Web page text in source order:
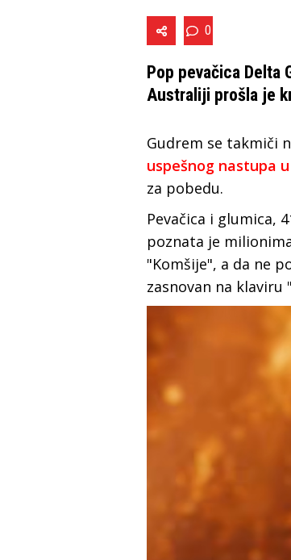
0
Pop pevačica Delta
Australiјi prošla je
Gudrem se takmiči
uspešnog nastupa
za pobedu.
Pevačica i glumica,
poznata јe
"Komšiјe", a da ne
zasnovan na klaviru